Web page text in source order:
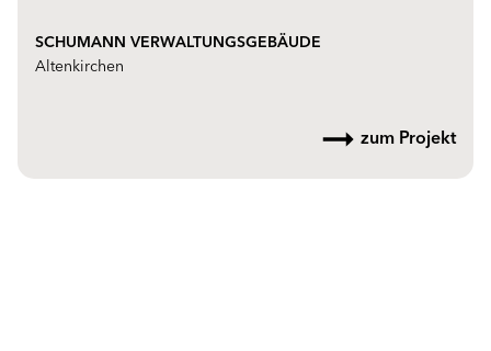
SCHUMANN VERWALTUNGSGEBÄUDE
Altenkirchen
zum Projekt